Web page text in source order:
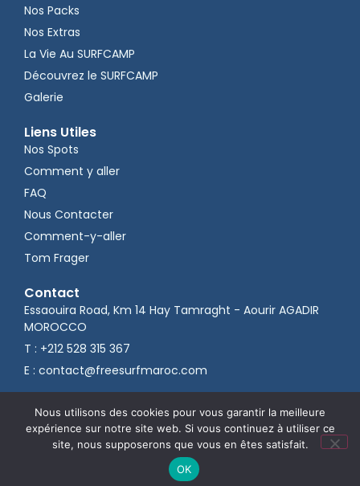
Nos Packs
Nos Extras
La Vie Au SURFCAMP
Découvrez le SURFCAMP
Galerie
Liens Utiles
Nos Spots
Comment y aller
FAQ
Nous Contacter
Comment-y-aller
Tom Frager
Contact
Essaouira Road, Km 14 Hay Tamraght - Aourir AGADIR
MOROCCO
T : +212 528 315 367
E : contact@freesurfmaroc.com
Développement & Référencement naturel par VIIXDIGITAL
Mentions légales
Nous utilisons des cookies pour vous garantir la meilleure
expérience sur notre site web. Si vous continuez à utiliser ce
site, nous supposerons que vous en êtes satisfait.
OK